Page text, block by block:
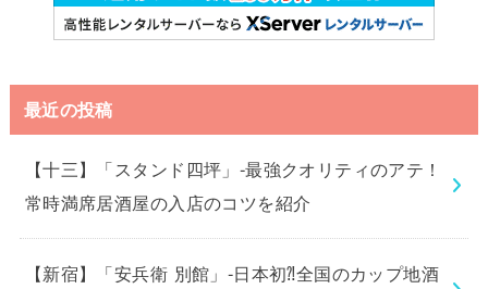
最近の投稿
【十三】「スタンド四坪」-最強クオリティのアテ！
常時満席居酒屋の入店のコツを紹介
【新宿】「安兵衛 別館」-日本初⁈全国のカップ地酒